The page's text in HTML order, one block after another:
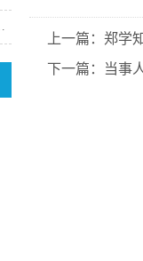
上一篇：郑学
下一篇：当事